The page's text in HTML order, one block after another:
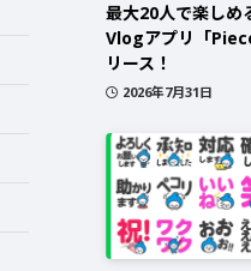
最大20人で楽しめ
Vlogアプリ「
リース！
2026年7月31日